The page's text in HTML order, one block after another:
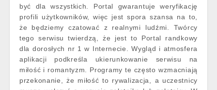
być dla wszystkich. Portal gwarantuje weryfikację
profili użytkowników, więc jest spora szansa na to,
że będziemy czatować z realnymi ludźmi. Twórcy
tego serwisu twierdzą, że jest to Portal randkowy
dla dorosłych nr 1 w Internecie. Wygląd i atmosfera
aplikacji podkreśla ukierunkowanie serwisu na
miłość i romantyzm. Programy te często wzmacniają
przekonanie, że miłość to rywalizacja, a uczestnicy